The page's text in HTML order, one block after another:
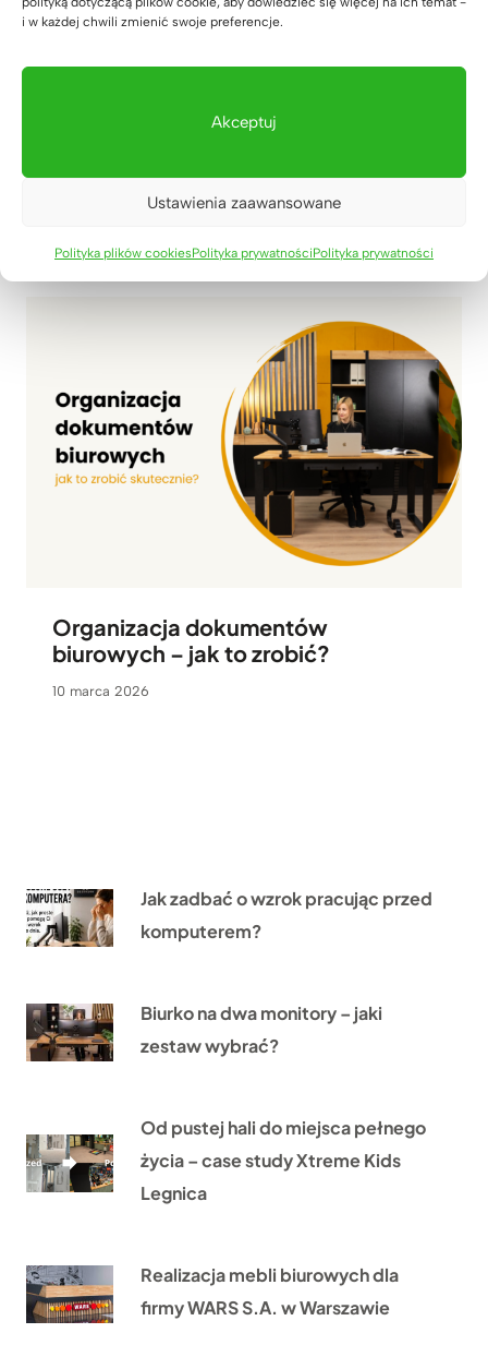
i w każdej chwili zmienić swoje preferencje.
Akceptuj
Ustawienia zaawansowane
Polityka plików cookiesPolityka prywatnościPolityka prywatności
Najlepsze ćwiczenia dla osób
Organizacja dokumentów
biurowych – jak to zrobić?
10 marca 2026
Jak zadbać o wzrok pracując przed
komputerem?
Biurko na dwa monitory – jaki
zestaw wybrać?
Od pustej hali do miejsca pełnego
życia – case study Xtreme Kids
Legnica
Realizacja mebli biurowych dla
firmy WARS S.A. w Warszawie